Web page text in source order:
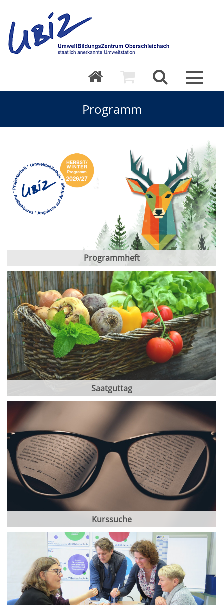
Toggle
Programm
Programmheft
Saatguttag
Kurssuche